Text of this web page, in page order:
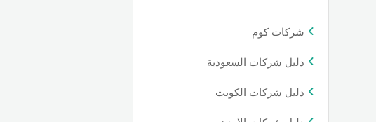
شركات كوم
دليل شركات السعودية
دليل شركات الكويت